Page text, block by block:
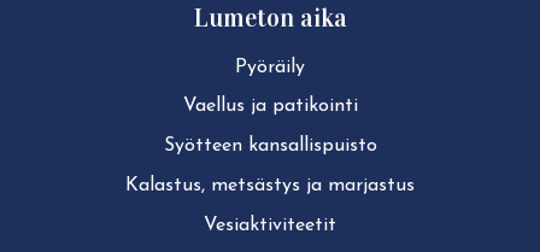
Lumeton aika
Pyöräily
Vaellus ja patikointi
Syötteen kan­sal­lis­puis­to
Kalastus, metsästys ja marjastus
Ve­siak­ti­vi­tee­tit